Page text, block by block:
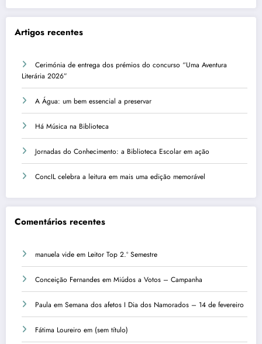
Artigos recentes
Cerimónia de entrega dos prémios do concurso “Uma Aventura
Literária 2026”
A Água: um bem essencial a preservar
Há Música na Biblioteca
Jornadas do Conhecimento: a Biblioteca Escolar em ação
ConcIL celebra a leitura em mais uma edição memorável
Comentários recentes
manuela vide em Leitor Top 2.º Semestre
Conceição Fernandes em Miúdos a Votos – Campanha
Paula em Semana dos afetos I Dia dos Namorados – 14 de fevereiro
Fátima Loureiro em (sem título)